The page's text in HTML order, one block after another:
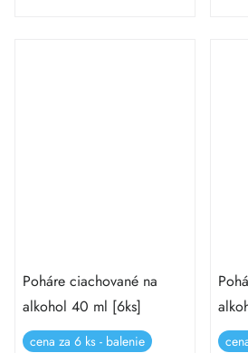
Poháre ciachované na
alkohol 40 ml [6ks]
cena za 6 ks - balenie